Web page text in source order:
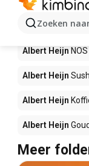
Zoeken
Andere
Heijn
Albert Heijn NOS
Albert Heijn
Albert Heijn
Albert Heijn
Meer